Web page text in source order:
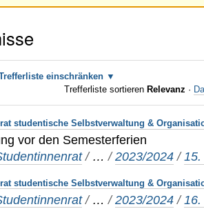
einschränken
Trefferliste sortieren Relevanz ·
studentische Selbstverwaltung &
vor den Semesterferien
/ …/2023/2024 /
studentische Selbstverwaltung &
/ …/2023/2024 /